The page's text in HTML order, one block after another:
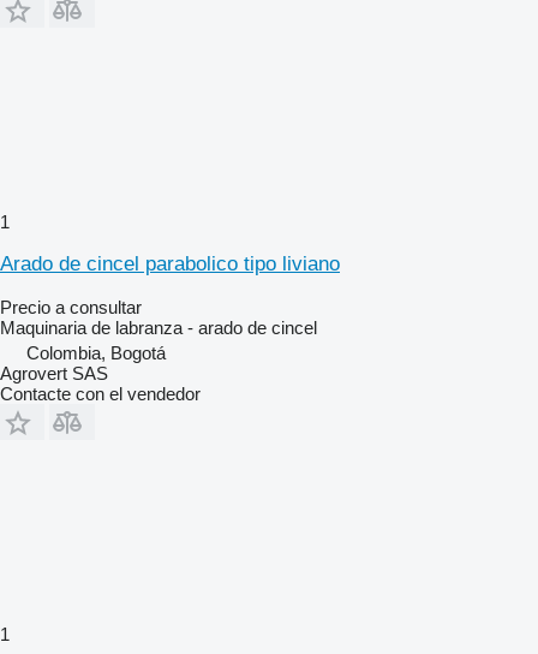
1
Arado de cincel parabolico tipo liviano
Precio a consultar
Maquinaria de labranza - arado de cincel
Colombia, Bogotá
Agrovert SAS
Contacte con el vendedor
1